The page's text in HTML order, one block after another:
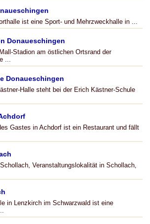
ist eine Sport- und Mehrzweckhalle in ...
Donaueschingen
Stadion am östlichen Ortsrand der
...
Donaueschingen
Halle steht bei der Erich Kästner-Schule
Gastes in Achdorf ist ein Restaurant und fällt
Veranstaltungslokalität in Schollach,
in Lenzkirch im Schwarzwald ist eine